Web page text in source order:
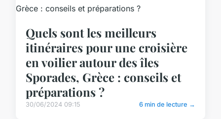
Quels sont les meilleurs
itinéraires pour une croisière
en voilier autour des îles
Sporades, Grèce : conseils et
préparations ?
30/06/2024 09:15 6 min de lecture →